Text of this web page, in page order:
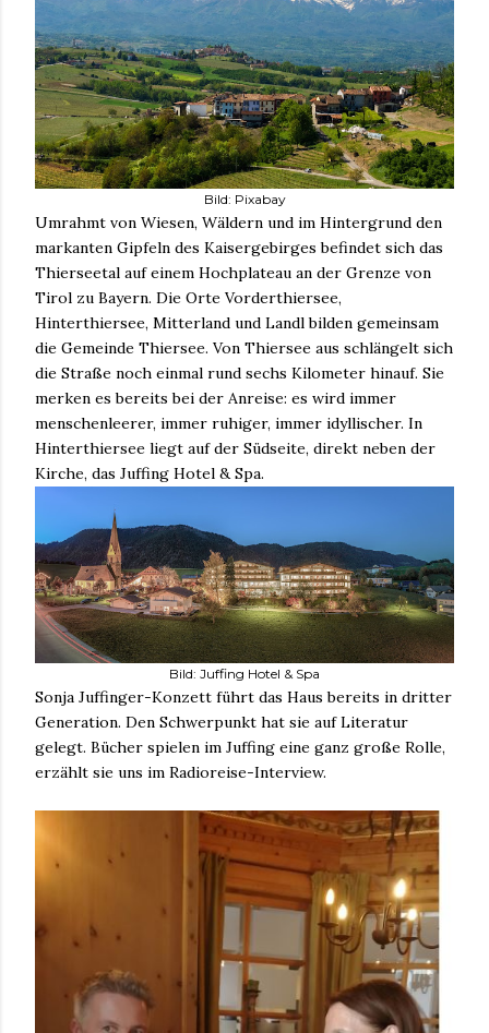
Bild: Pixabay
Umrahmt von Wiesen, Wäldern und im Hintergrund den
markanten Gipfeln des Kaisergebirges befindet sich das
Thierseetal auf einem Hochplateau an der Grenze von
Tirol zu Bayern. Die Orte Vorderthiersee,
Hinterthiersee, Mitterland und Landl bilden gemeinsam
die Gemeinde Thiersee. Von Thiersee aus schlängelt sich
die Straße noch einmal rund sechs Kilometer hinauf. Sie
merken es bereits bei der Anreise: es wird immer
menschenleerer, immer ruhiger, immer idyllischer. In
Hinterthiersee liegt auf der Südseite, direkt neben der
Kirche, das Juffing Hotel & Spa.
Bild: Juffing Hotel & Spa
Sonja Juffinger-Konzett führt das Haus bereits in dritter
Generation. Den Schwerpunkt hat sie auf Literatur
gelegt. Bücher spielen im Juffing eine ganz große Rolle,
erzählt sie uns im Radioreise-Interview.